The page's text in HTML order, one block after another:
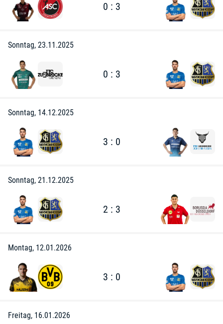
0 : 3
Sonntag, 23.11.2025
0 : 3
Sonntag, 14.12.2025
3 : 0
Sonntag, 21.12.2025
2 : 3
Montag, 12.01.2026
3 : 0
Freitag, 16.01.2026